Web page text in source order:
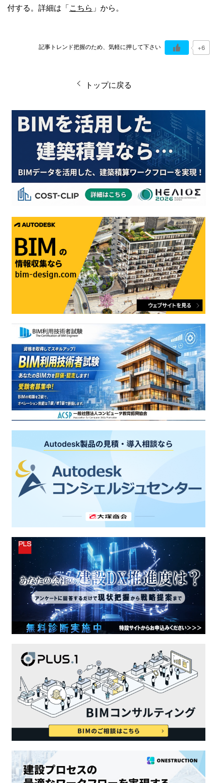
付する。詳細は「こちら 」から。
記事トレンド把握のため、気軽に押して下さい +6
トップに戻る